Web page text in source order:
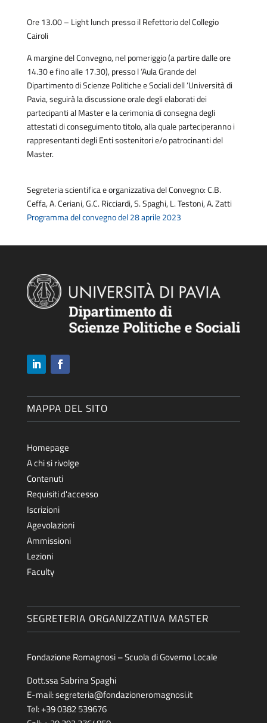
Ore 13.00 – Light lunch presso il Refettorio del Collegio
Cairoli
A margine del Convegno, nel pomeriggio (a partire dalle ore
14.30 e fino alle 17.30), presso l ‘Aula Grande del
Dipartimento di Scienze Politiche e Sociali dell ‘Università di
Pavia, seguirà la discussione orale degli elaborati dei
partecipanti al Master e la cerimonia di consegna degli
attestati di conseguimento titolo, alla quale parteciperanno i
rappresentanti degli Enti sostenitori e/o patrocinanti del
Master.
Segreteria scientifica e organizzativa del Convegno: C.B.
Ceffa, A. Ceriani, G.C. Ricciardi, S. Spaghi, L. Testoni, A. Zatti
Programma del convegno del 28 aprile 2023
MAPPA DEL SITO
Homepage
A chi si rivolge
Contenuti
Requisiti d'accesso
Iscrizioni
Agevolazioni
Ammissioni
Lezioni
Faculty
SEGRETERIA ORGANIZZATIVA MASTER
Fondazione Romagnosi – Scuola di Governo Locale
Dott.ssa Sabrina Spaghi
E-mail:segreteria@fondazioneromagnosi.it
Tel: +39 0382 539676